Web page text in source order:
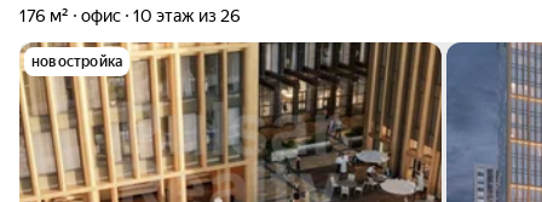
176 м² офис 10 этаж из 26
новостройка